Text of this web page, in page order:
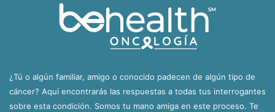
¿Tú o algún familiar, amigo o conocido padecen de algún tipo de
cáncer? Aquí encontrarás las respuestas a todas tus interrogantes
sobre esta condición. Somos tu mano amiga en este proceso. Te